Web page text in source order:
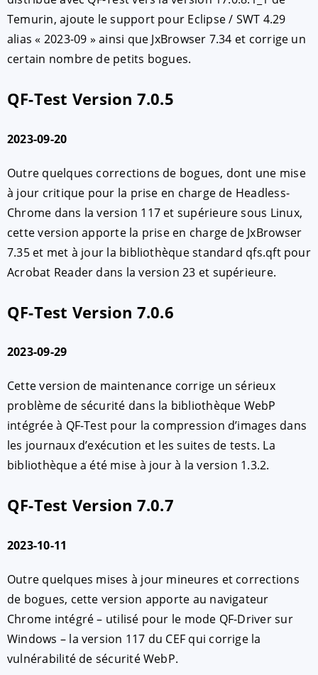
Temurin, ajoute le support pour Eclipse / SWT 4.29
alias « 2023-09 » ainsi que JxBrowser 7.34 et corrige un
certain nombre de petits bogues.
QF-Test Version 7.0.5
2023-09-20
Outre quelques corrections de bogues, dont une mise
à jour critique pour la prise en charge de Headless-
Chrome dans la version 117 et supérieure sous Linux,
cette version apporte la prise en charge de JxBrowser
7.35 et met à jour la bibliothèque standard qfs.qft pour
Acrobat Reader dans la version 23 et supérieure.
QF-Test Version 7.0.6
2023-09-29
Cette version de maintenance corrige un sérieux
problème de sécurité dans la bibliothèque WebP
intégrée à QF-Test pour la compression d’images dans
les journaux d’exécution et les suites de tests. La
bibliothèque a été mise à jour à la version 1.3.2.
QF-Test Version 7.0.7
2023-10-11
Outre quelques mises à jour mineures et corrections
de bogues, cette version apporte au navigateur
Chrome intégré – utilisé pour le mode QF-Driver sur
Windows – la version 117 du CEF qui corrige la
vulnérabilité de sécurité WebP.